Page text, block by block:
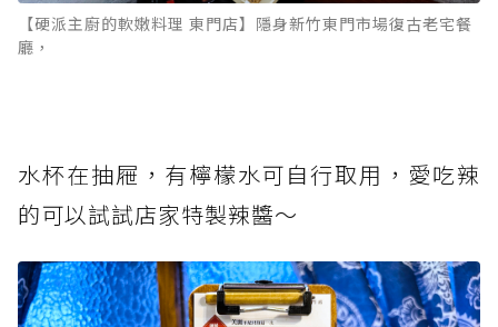
【硬派主廚的軟嫩料理 東門店】隱身新竹東門市場復古老宅餐
廳，
水杯在抽屜，有檸檬水可自行取用，愛吃辣
的可以試試店家特製辣醬～